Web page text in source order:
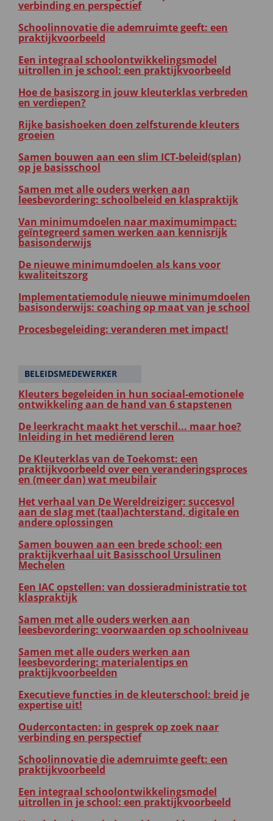
verbinding en perspectief
Schoolinnovatie die ademruimte geeft: een
praktijkvoorbeeld
Een integraal schoolontwikkelingsmodel
uitrollen in je school: een praktijkvoorbeeld
Hoe de basiszorg in jouw kleuterklas verbreden
en verdiepen?
Rijke basishoeken doen zelfsturende kleuters
groeien
Samen bouwen aan een slim ICT-beleid(splan)
op je basisschool
Samen met alle ouders werken aan
leesbevordering: schoolbeleid en klaspraktijk
Van minimumdoelen naar maximumimpact:
geïntegreerd samen werken aan kennisrijk
basisonderwijs
De nieuwe minimumdoelen als kans voor
kwaliteitszorg
Implementatiemodule nieuwe minimumdoelen
basisonderwijs: coaching op maat van je school
Procesbegeleiding: veranderen met impact!
BELEIDSMEDEWERKER
Kleuters begeleiden in hun sociaal-emotionele
ontwikkeling aan de hand van 6 stapstenen
De leerkracht maakt het verschil... maar hoe?
Inleiding in het mediërend leren
De Kleuterklas van de Toekomst: een
praktijkvoorbeeld over een veranderingsproces
en (meer dan) wat meubilair
Het verhaal van De Wereldreiziger: succesvol
aan de slag met (taal)achterstand, digitale en
andere oplossingen
Samen bouwen aan een brede school: een
praktijkverhaal uit Basisschool Ursulinen
Mechelen
Een IAC opstellen: van dossieradministratie tot
klaspraktijk
Samen met alle ouders werken aan
leesbevordering: voorwaarden op schoolniveau
Samen met alle ouders werken aan
leesbevordering: materialentips en
praktijkvoorbeelden
Executieve functies in de kleuterschool: breid je
expertise uit!
Oudercontacten: in gesprek op zoek naar
verbinding en perspectief
Schoolinnovatie die ademruimte geeft: een
praktijkvoorbeeld
Een integraal schoolontwikkelingsmodel
uitrollen in je school: een praktijkvoorbeeld